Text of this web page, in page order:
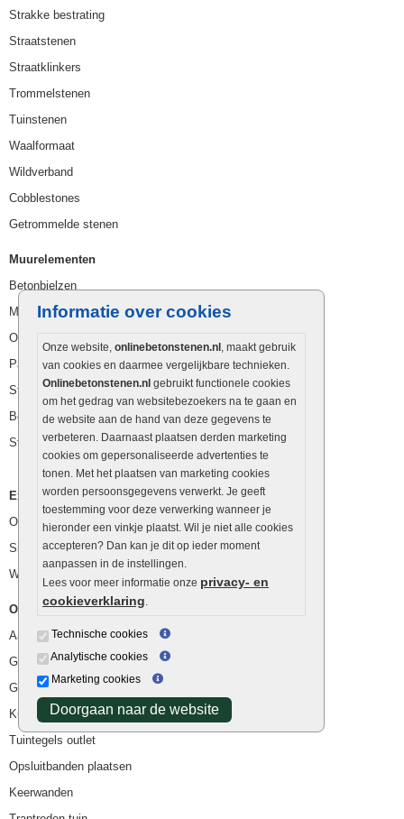
Informatie over cookies
Onze website, onlinebetonstenen.nl , maakt gebruik
van cookies en daarmee vergelijkbare technieken.
Onlinebetonstenen.nl gebruikt functionele cookies
om het gedrag van websitebezoekers na te gaan en
de website aan de hand van deze gegevens te
verbeteren. Daarnaast plaatsen derden marketing
cookies om gepersonaliseerde advertenties te
tonen. Met het plaatsen van marketing cookies
worden persoonsgegevens verwerkt. Je geeft
toestemming voor deze verwerking wanneer je
hieronder een vinkje plaatst. Wil je niet alle cookies
accepteren? Dan kan je dit op ieder moment
aanpassen in de instellingen.
Lees voor meer informatie onze privacy- en
cookieverklaring
Technische cookies
Analytische cookies
Marketing cookies
Doorgaan naar de website
Strakke bestrating
Straatstenen
Straatklinkers
Trommelstenen
Tuinstenen
Waalformaat
Wildverband
Cobblestones
Getrommelde stenen
Muurelementen
Betonbielzen
Muurstenen
Opsluitbanden
Palissaden
Stapelblokken
Betonblokken
Stapelstenen
Extra benodigdheden
Ophoogzand
Siergrind en siersplit
Waterafvoer
Overig
Aanbiedingen
Goedkope bestrating
Goedkope tuintegels
Kunstgras
Tuintegels outlet
Opsluitbanden plaatsen
Keerwanden